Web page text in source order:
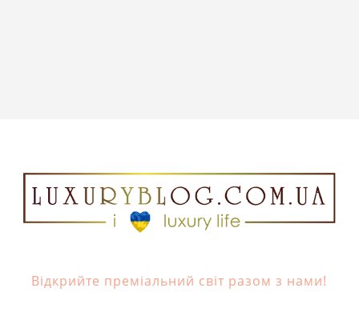
Відкрийте преміальний світ разом з нами!